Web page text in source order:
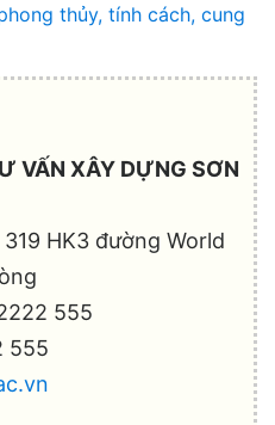
thủy, tính cách, cung
VẤN XÂY DỰNG SƠN
319 HK3 đường World
555
555